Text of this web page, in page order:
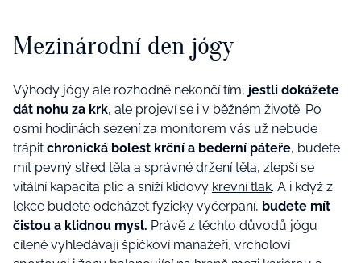
Mezinárodní den jógy
Výhody jógy ale rozhodně nekončí tím, jestli dokážete
dát nohu za krk, ale projeví se i v běžném životě. Po
osmi hodinách sezení za monitorem vás už nebude
trápit chronická bolest krční a bederní páteře, budete
mít pevný střed těla a správné držení těla, zlepší se
vitální kapacita plic a sníží klidový krevní tlak. A i když z
lekce budete odcházet fyzicky vyčerpaní, budete mít
čistou a klidnou mysl. Právě z těchto důvodů jógu
cíleně vyhledávají špičkoví manažeři, vrcholoví